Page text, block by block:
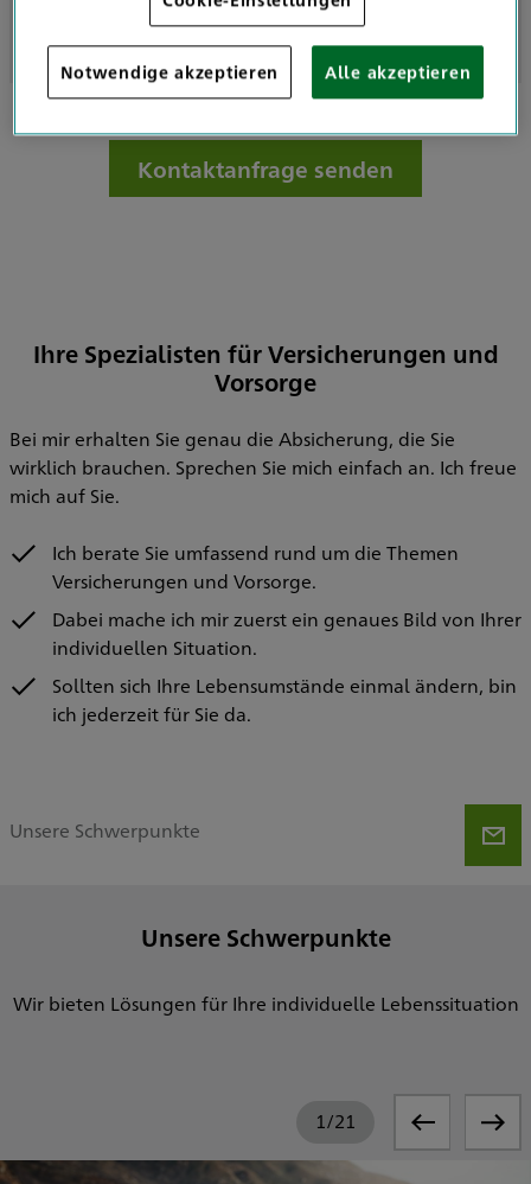
Geöffnet nach Vereinbarung
Kontaktanfrage senden
Ihre Spezialisten für Versicherungen und
Vorsorge
Bei mir erhalten Sie genau die Absicherung, die Sie
wirklich brauchen. Sprechen Sie mich einfach an. Ich freue
mich auf Sie.
Ich berate Sie umfassend rund um die Themen
Versicherungen und Vorsorge.
Dabei mache ich mir zuerst ein genaues Bild von Ihrer
individuellen Situation.
Sollten sich Ihre Lebensumstände einmal ändern, bin
ich jederzeit für Sie da.
Unsere Schwerpunkte
Unsere Schwerpunkte
Wir bieten Lösungen für Ihre individuelle Lebenssituation
1/21
Notwendige akzeptieren Alle akzeptieren